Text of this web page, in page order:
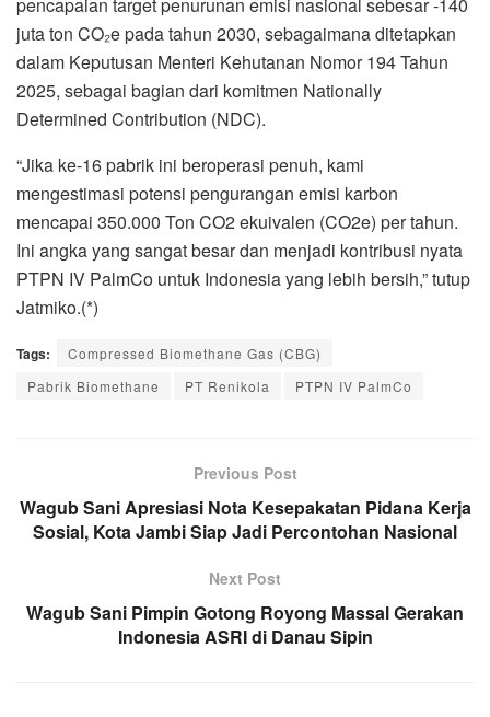
juta ton CO₂e pada tahun 2030, sebagaimana ditetapkan
dalam Keputusan Menteri Kehutanan Nomor 194 Tahun
2025, sebagai bagian dari komitmen Nationally
Determined Contribution (NDC).
“Jika ke-16 pabrik ini beroperasi penuh, kami
mengestimasi potensi pengurangan emisi karbon
mencapai 350.000 Ton CO2 ekuivalen (CO2e) per tahun.
Ini angka yang sangat besar dan menjadi kontribusi nyata
PTPN IV PalmCo untuk Indonesia yang lebih bersih,” tutup
Jatmiko.(*)
Tags:
Compressed Biomethane Gas (CBG)
Pabrik Biomethane
PT Renikola PTPN IV PalmCo
Previous Post
Wagub Sani Apresiasi Nota Kesepakatan Pidana Kerja
Sosial, Kota Jambi Siap Jadi Percontohan Nasional
Next Post
Wagub Sani Pimpin Gotong Royong Massal Gerakan
Indonesia ASRI di Danau Sipin